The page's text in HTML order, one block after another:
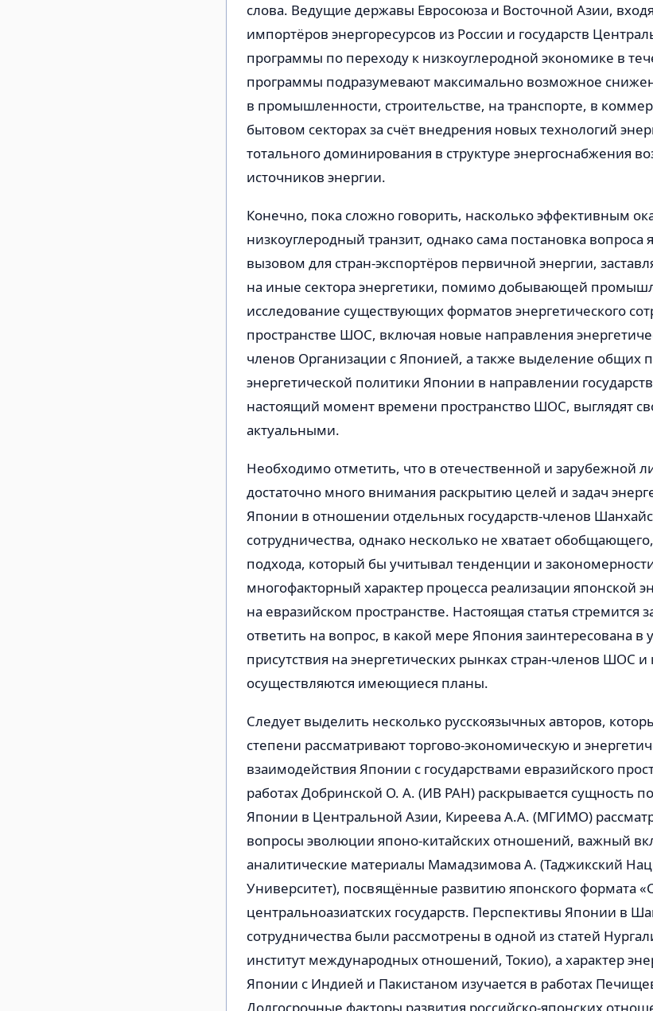
слова. Ведущие державы Евросоюза и Восточной Азии,
импортёров энергоресурсов из России и государств
программы по переходу к низкоуглеродной экономике в
программы подразумевают максимально возможное
в промышленности, строительстве, на транспорте, в
бытовом секторах за счёт внедрения новых технологий
тотального доминирования в структуре энергоснабжения
источников энергии.
Конечно, пока сложно говорить, насколько эффективным
низкоуглеродный транзит, однако сама постановка вопроса
вызовом для стран-экспортёров первичной энергии,
на иные сектора энергетики, помимо добывающей
исследование существующих форматов энергетического
пространстве ШОС, включая новые направления
членов Организации с Японией, а также выделение общих
энергетической политики Японии в направлении
настоящий момент времени пространство ШОС, выглядят
актуальными.
Необходимо отметить, что в отечественной и зарубежной
достаточно много внимания раскрытию целей и задач
Японии в отношении отдельных государств-членов
сотрудничества, однако несколько не хватает
подхода, который бы учитывал тенденции и
многофакторный характер процесса реализации японской
на евразийском пространстве. Настоящая статья стремится
ответить на вопрос, в какой мере Япония заинтересована в
присутствия на энергетических рынках стран-членов ШОС и
осуществляются имеющиеся планы.
Следует выделить несколько русскоязычных авторов,
степени рассматривают торгово-экономическую и
взаимодействия Японии с государствами евразийского
работах Добринской О. А. (ИВ РАН) раскрывается сущность
Японии в Центральной Азии, Киреева А.А. (МГИМО)
вопросы эволюции японо-китайских отношений, важный
аналитические материалы Мамадзимова А. (Таджикский
Университет), посвящённые развитию японского формата
центральноазиатских государств. Перспективы Японии в
сотрудничества были рассмотрены в одной из статей
институт международных отношений, Токио), а характер
Японии с Индией и Пакистаном изучается в работах